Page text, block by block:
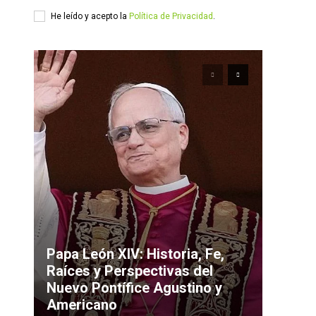
He leído y acepto la Política de Privacidad
Papa León XIV: Historia, Fe,
Raíces y Perspectivas del
Nuevo Pontífice Agustino y
Americano